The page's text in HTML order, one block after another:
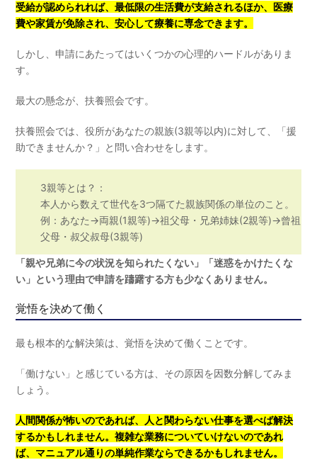
受給が認められれば、最低限の生活費が支給されるほか、医療
費や家賃が免除され、安心して療養に専念できます。
しかし、申請にあたってはいくつかの心理的ハードルがありま
す。
最大の懸念が、扶養照会です。
扶養照会では、役所があなたの親族(3親等以内)に対して、「援
助できませんか？」と問い合わせをします。
3親等とは？：
本人から数えて世代を3つ隔てた親族関係の単位のこと。
例：あなた→両親(1親等)→祖父母・兄弟姉妹(2親等)→曾祖
父母・叔父叔母(3親等)
「親や兄弟に今の状況を知られたくない」「迷惑をかけたくな
い」という理由で申請を躊躇する方も少なくありません。
覚悟を決めて働く
最も根本的な解決策は、覚悟を決めて働くことです。
「働けない」と感じている方は、その原因を因数分解してみま
しょう。
人間関係が怖いのであれば、人と関わらない仕事を選べば解決
するかもしれません。複雑な業務についていけないのであれ
ば、マニュアル通りの単純作業ならできるかもしれません。